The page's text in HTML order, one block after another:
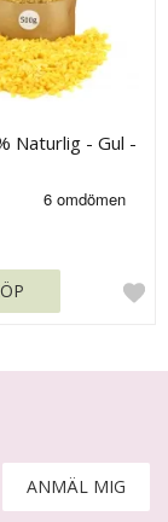
Naturlig - Gul -
ANMÄL MIG